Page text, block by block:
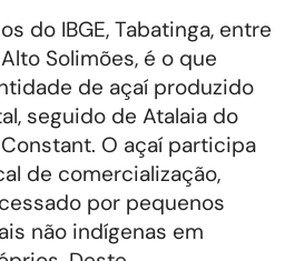
do IBGE, Tabatinga, entre
Solimões, é o que
de açaí produzido
seguido de Atalaia do
O açaí participa
de comercialização,
por pequenos
não indígenas em